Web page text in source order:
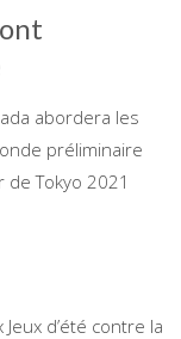
abordera les
préliminaire
de Tokyo 2021
d’été contre la